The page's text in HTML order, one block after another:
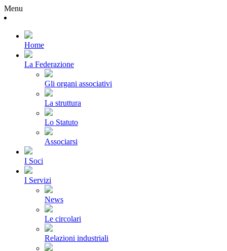
Menu
Home
La Federazione
Gli organi associativi
La struttura
Lo Statuto
Associarsi
I Soci
I Servizi
News
Le circolari
Relazioni industriali